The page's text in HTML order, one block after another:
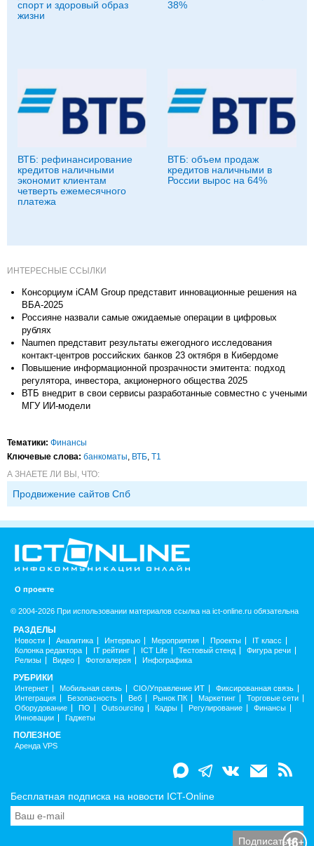
спорт и здоровый образ
жизни
38%
ВТБ: рефинансирование
кредитов наличными
экономит клиентам
четверть ежемесячного
платежа
ВТБ: объем продаж
кредитов наличными в
России вырос на 64%
ИНТЕРЕСНЫЕ ССЫЛКИ
Консорциум iCAM Group представит инновационные решения на
ВБА-2025
Россияне назвали самые ожидаемые операции в цифровых
рублях
Naumen представит результаты ежегодного исследования
контакт-центров российских банков 23 октября в Кибердоме
Повышение информационной прозрачности эмитента: подход
регулятора, инвестора, акционерного общества 2025
ВТБ внедрит в свои сервисы разработанные совместно с учеными
МГУ ИИ-модели
Тематики: Финансы
Ключевые слова: банкоматы, ВТБ, Т1
А ЗНАЕТЕ ЛИ ВЫ, ЧТО:
Продвижение сайтов Спб
О проекте
© 2004-2026 При использовании материалов ссылка на ict-online.ru обязательна
РАЗДЕЛЫ
Новости Аналитика Интервью Мероприятия Проекты
IT класс
Колонка редактора
IT рейтинг ICT Life Тестовый стенд
Фигура речи
Релизы
Видео Фотогалерея Инфографика
РУБРИКИ
Интернет Мобильная связь CIO/Управление ИТ
Фиксированная связь
Интеграция
Безопасность Веб Рынок ПК Маркетинг
Торговые сети
Оборудование
ПО Outsourcing Кадры Регулирование
Финансы
Инновации
Гаджеты
ПОЛЕЗНОЕ
Аренда VPS
Бесплатная подписка на новости ICT-Online